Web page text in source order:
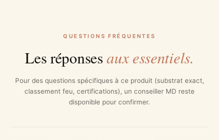
QUESTIONS FRÉQUENTES
Les réponsesaux essentiels.
Pour des questions spécifiques à ce produit (substrat exact,
classement feu, certifications), un conseiller MD reste
disponible pour confirmer.